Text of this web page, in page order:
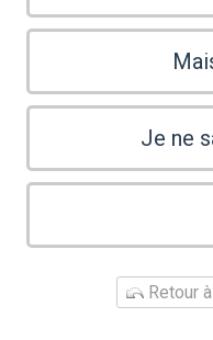
Je ne
Retour